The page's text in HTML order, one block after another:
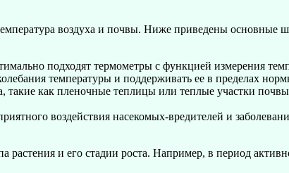
воздуха и почвы. Ниже приведены основные
подходят термометры с функцией измерения
температуры и поддерживать ее в пределах
такие как пленочные теплицы или теплые участки
воздействия насекомых-вредителей и
и его стадии роста. Например, в период